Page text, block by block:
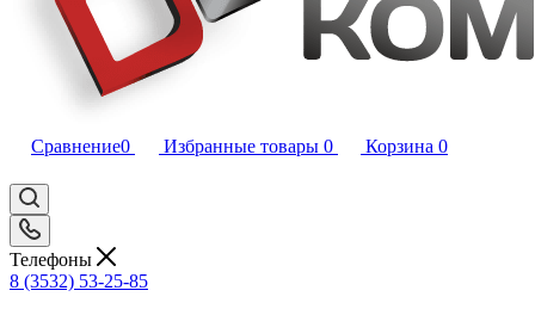
Сравнение0 Избранные товары 0 Корзина 0
Телефоны
8 (3532) 53-25-85